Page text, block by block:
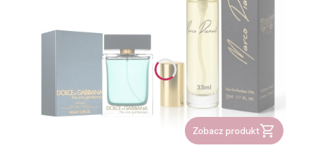
Zobacz produkt